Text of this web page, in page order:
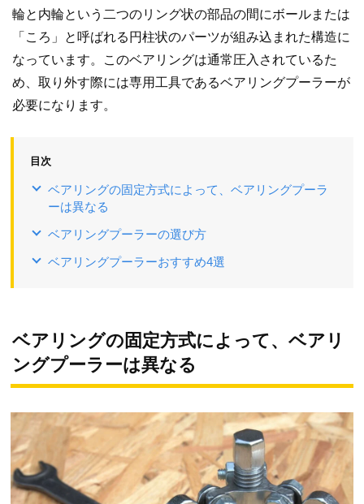
輪と内輪という二つのリング状の部品の間にボールまたは
「ころ」と呼ばれる円柱状のパーツが組み込まれた構造に
なっています。このベアリングは通常圧入されているた
め、取り外す際には専用工具であるベアリングプーラーが
必要になります。
目次
ベアリングの固定方式によって、ベアリングプーラ
ーは異なる
ベアリングプーラーの選び方
ベアリングプーラーおすすめ4選
ベアリングの固定方式によって、ベアリ
ングプーラーは異なる